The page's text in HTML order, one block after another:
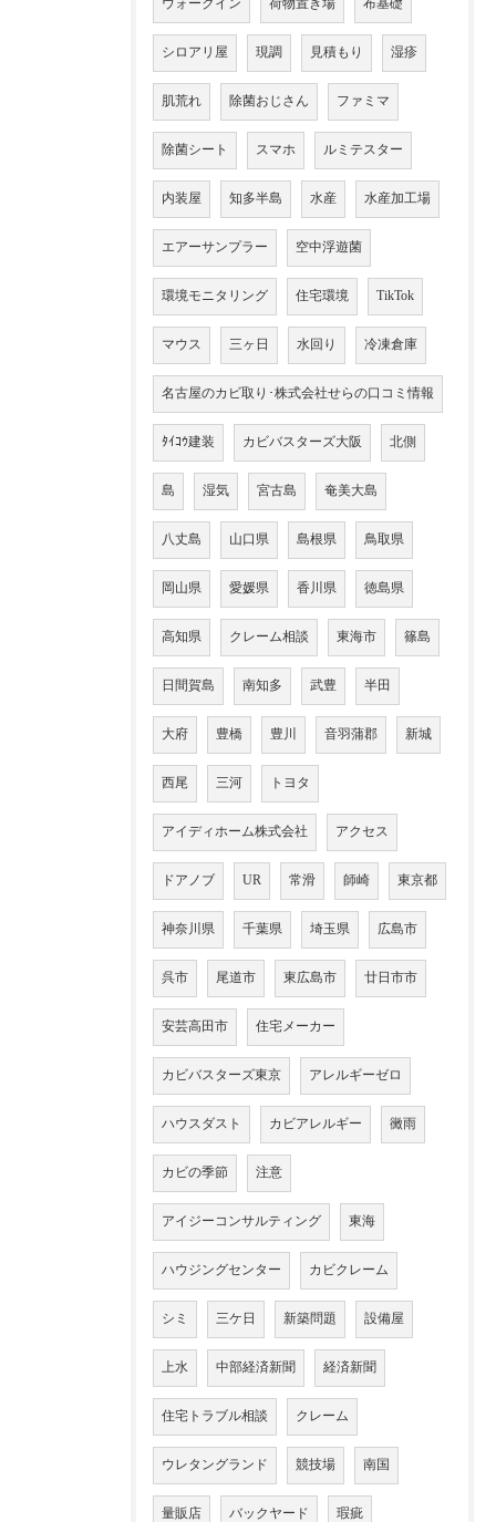
ウォークイン 荷物置き場 布基礎
シロアリ屋 現調 見積もり 湿疹
肌荒れ 除菌おじさん ファミマ
除菌シート スマホ ルミテスター
内装屋 知多半島 水産 水産加工場
エアーサンプラー 空中浮遊菌
環境モニタリング 住宅環境 TikTok
マウス 三ヶ日 水回り 冷凍倉庫
名古屋のカビ取り･株式会社せらの口コミ情報
ﾀｲｺｳ建装 カビバスターズ大阪 北側
島 湿気 宮古島 奄美大島
八丈島 山口県 島根県 鳥取県
岡山県 愛媛県 香川県 徳島県
高知県 クレーム相談 東海市 篠島
日間賀島 南知多 武豊 半田
大府 豊橋 豊川 音羽蒲郡 新城
西尾 三河 トヨタ
アイディホーム株式会社 アクセス
ドアノブ UR 常滑 師崎 東京都
神奈川県 千葉県 埼玉県 広島市
呉市 尾道市 東広島市 廿日市市
安芸高田市 住宅メーカー
カビバスターズ東京 アレルギーゼロ
ハウスダスト カビアレルギー 黴雨
カビの季節 注意
アイジーコンサルティング 東海
ハウジングセンター カビクレーム
シミ 三ケ日 新築問題 設備屋
上水 中部経済新聞 経済新聞
住宅トラブル相談 クレーム
ウレタングランド 競技場 南国
量販店 バックヤード 瑕疵